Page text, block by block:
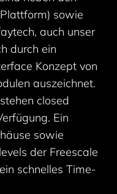
sowie
auch unser
durch ein
Konzept von
auszeichnet.
closed
Ein
sowie
der Freescale
schnelles Time-